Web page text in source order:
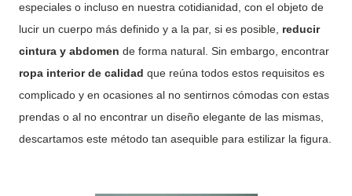
especiales o incluso en nuestra cotidianidad, con el objeto de
lucir un cuerpo más definido y a la par, si es posible, reducir
cintura y abdomen de forma natural. Sin embargo, encontrar
ropa interior de calidad que reúna todos estos requisitos es
complicado y en ocasiones al no sentirnos cómodas con estas
prendas o al no encontrar un diseño elegante de las mismas,
descartamos este método tan asequible para estilizar la figura.